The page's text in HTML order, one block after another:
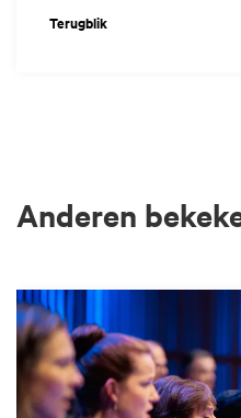
Terugblik
Anderen